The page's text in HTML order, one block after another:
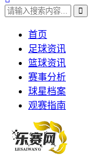
首页
足球资讯
篮球资讯
赛事分析
球星档案
观赛指南